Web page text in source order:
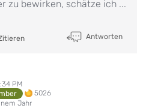
zu bewirken, schätze ich ...
Antworten
PM
5026
Jahr